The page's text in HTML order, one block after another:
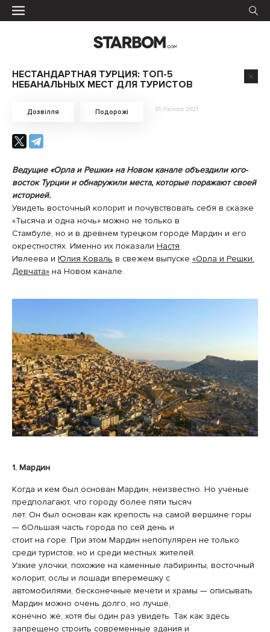
НЕСТАНДАРТНАЯ ТУРЦИЯ: ТОП-5
НЕБАНАЛЬНЫХ МЕСТ ДЛЯ ТУРИСТОВ
Дозвілля Подорожі 01 Лютого 2021
Ведущие «Орла и Решки» на Новом канале объездили юго-
восток Турции и обнаружили места, которые поражают своей
историей.
Увидеть восточный колорит и почувствовать себя в сказке
«Тысяча и одна ночь» можно не только в
Стамбуле, но и в древнем турецком городе Мардин и его
окрестностях. Именно их показали Настя
Ивлеева и Юлия Коваль в свежем выпуске «Орла и Решки.
Девчата» на Новом канале.
1. Мардин
Когда и кем был основан Мардин, неизвестно. Но ученые
предполагают, что городу более пяти тысяч
лет. Он был основан как крепость на самой вершине горы
— бОльшая часть города по сей день и
стоит на горе. При этом Мардин непопулярен не только
среди туристов, но и среди местных жителей.
Узкие улочки, похожие на каменные лабиринты, восточный
колорит, ослы и лошади вперемешку с
автомобилями, бесконечные мечети и храмы — описывать
Мардин можно очень долго, но лучше,
конечно же, хотя бы один раз увидеть. Так как здесь
запрещено строить современные здания и